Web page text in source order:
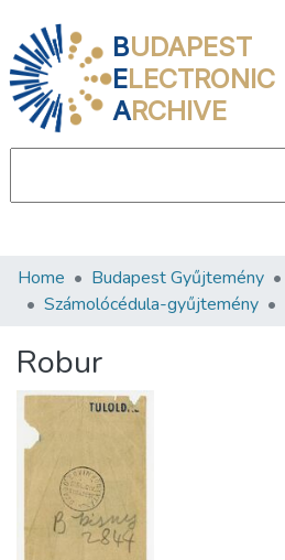
BUDAPEST
ELECTRONIC
ARCHIVE
Communities & Collections
Statistics
About us
Home Budapest Gyűjtemény
Számolócédula-gyűjtemény
Robur